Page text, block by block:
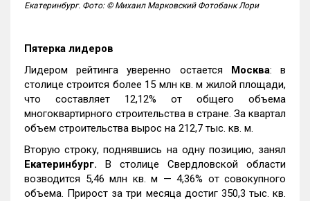
Екатеринбург. Фото: © Михаил Марковский Фотобанк Лори
Пятерка лидеров
Лидером рейтинга уверенно остается Москва: в
столице строится более 15 млн кв. м жилой площади,
что составляет 12,12% от общего объема
многоквартирного строительства в стране. За квартал
объем строительства вырос на 212,7 тыс. кв. м.
Вторую строку, поднявшись на одну позицию, занял
Екатеринбург. В столице Свердловской области
возводится 5,46 млн кв. м — 4,36% от совокупного
объема. Прирост за три месяца достиг 350,3 тыс. кв.